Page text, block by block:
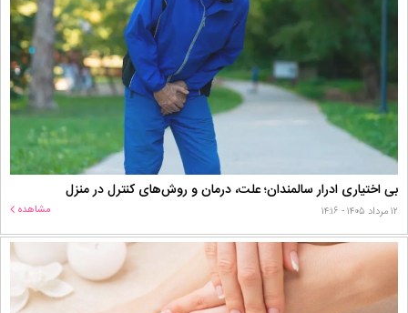
بی اختیاری ادرار سالمندان؛ علت، درمان و روش‌های کنترل در منزل
۱۲ مرداد ۱۴۰۵ - ۱۴:۱۶ مشاهده